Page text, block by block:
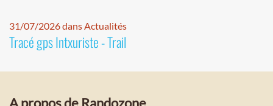
31/07/2026 dans Actualités
Tracé gps Intxuriste - Trail
A propos de Randozone